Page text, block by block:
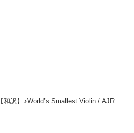
【和訳】♪World’s Smallest Violin / AJR